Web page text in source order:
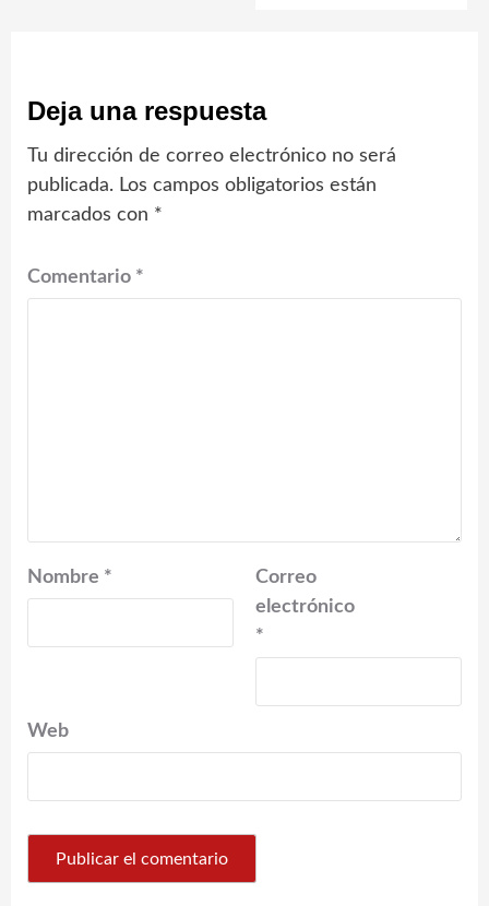
Deja una respuesta
Tu dirección de correo electrónico no será
publicada. Los campos obligatorios están
marcados con *
Comentario *
Nombre *
Correo
electrónico
*
Web